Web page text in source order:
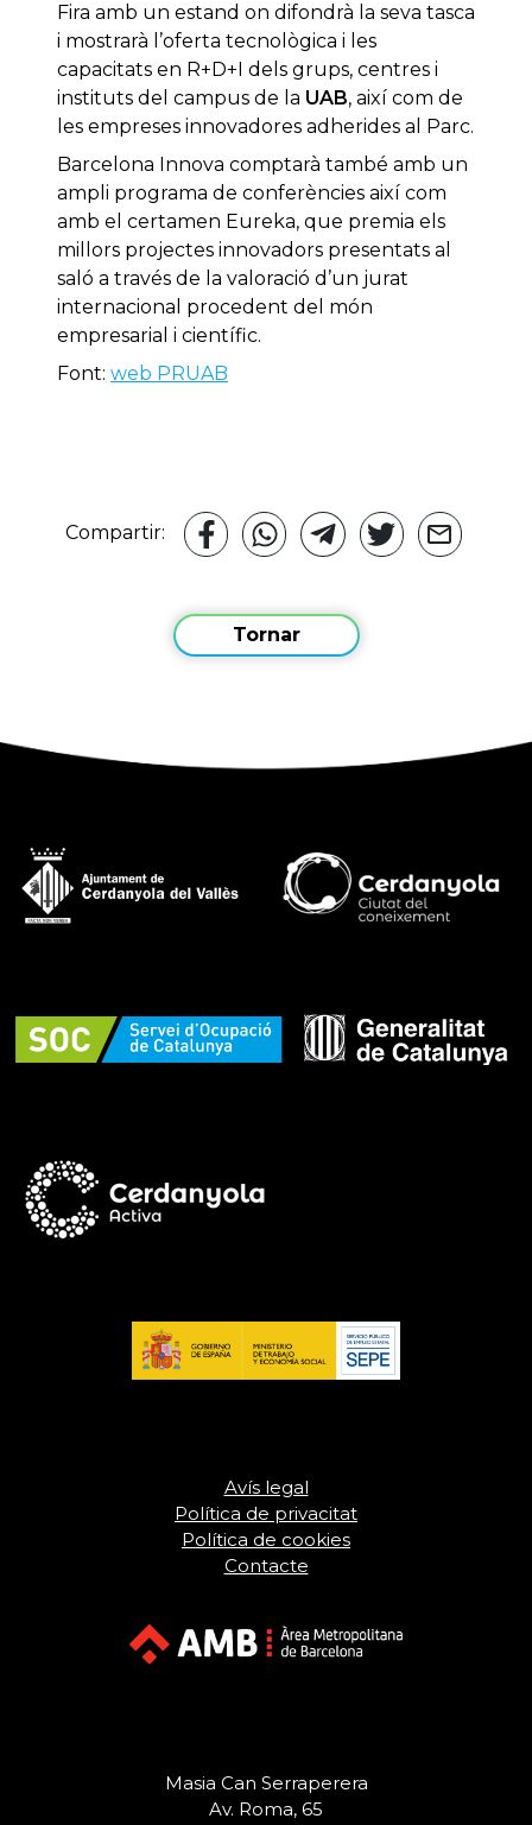
Fira amb un estand on difondrà la seva tasca
i mostrarà l’oferta tecnològica i les
capacitats en R+D+I dels grups, centres i
instituts del campus de la UAB, així com de
les empreses innovadores adherides al Parc.
Barcelona Innova comptarà també amb un
ampli programa de conferències així com
amb el certamen Eureka, que premia els
millors projectes innovadors presentats al
saló a través de la valoració d’un jurat
internacional procedent del món
empresarial i científic.
Font: web PRUAB
Compartir:
Tornar
Avís legal
Política de privacitat
Política de cookies
Contacte
Masia Can Serraperera
Av. Roma, 65